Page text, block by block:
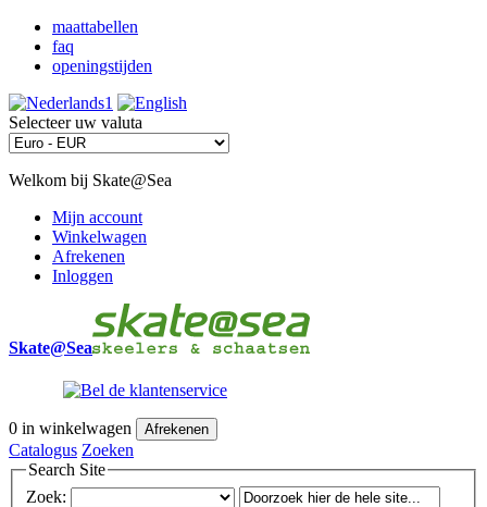
maattabellen
faq
openingstijden
Selecteer uw valuta
Welkom bij Skate@Sea
Mijn account
Winkelwagen
Afrekenen
Inloggen
Skate@Sea
0 in winkelwagen Afrekenen
Catalogus Zoeken
Search Site
Zoek: